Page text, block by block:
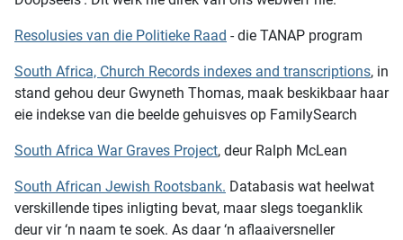
Resolusies van die Politieke Raad - die TANAP program
South Africa, Church Records indexes and transcriptions, in
stand gehou deur Gwyneth Thomas, maak beskikbaar haar
eie indekse van die beelde gehuisves op FamilySearch
South Africa War Graves Project, deur Ralph McLean
South African Jewish Rootsbank. Databasis wat heelwat
verskillende tipes inligting bevat, maar slegs toeganklik
deur vir ‘n naam te soek. As daar ‘n aflaaiversneller